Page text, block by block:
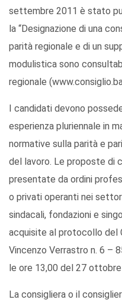
settembre 2011 è stato
la “Designazione di una
parità regionale e di un
modulistica sono
regionale
I candidati devono
esperienza pluriennale in
normative sulla parità e
del lavoro. Le proposte di
presentate da ordini
o privati operanti nei
sindacali, fondazioni e
acquisite al protocollo del
Vincenzo Verrastro n. 6 –
le ore 13,00 del 27
La consigliera o il